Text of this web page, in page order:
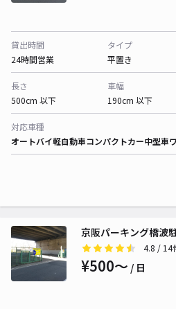
貸出時間
24時間営業
タイプ
平置き
長さ
500cm 以下
車幅
190cm 以下
対応車種
オートバイ軽自動車コンパクトカー中型車
京阪パーキング橋波
4.8 / 14
¥500〜 / 日